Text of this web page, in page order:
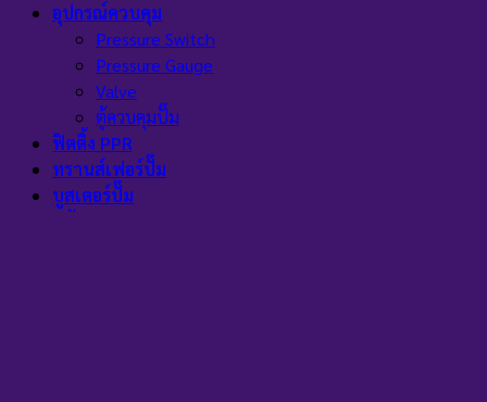
อุปกรณ์ควบคุม
Pressure Switch
Pressure Gauge
Valve
ตู้ควบคุมปั๊ม
ฟิตติ้ง PPR
ทรานส์เฟอร์ปั๊ม
บูสเตอร์ปั๊ม